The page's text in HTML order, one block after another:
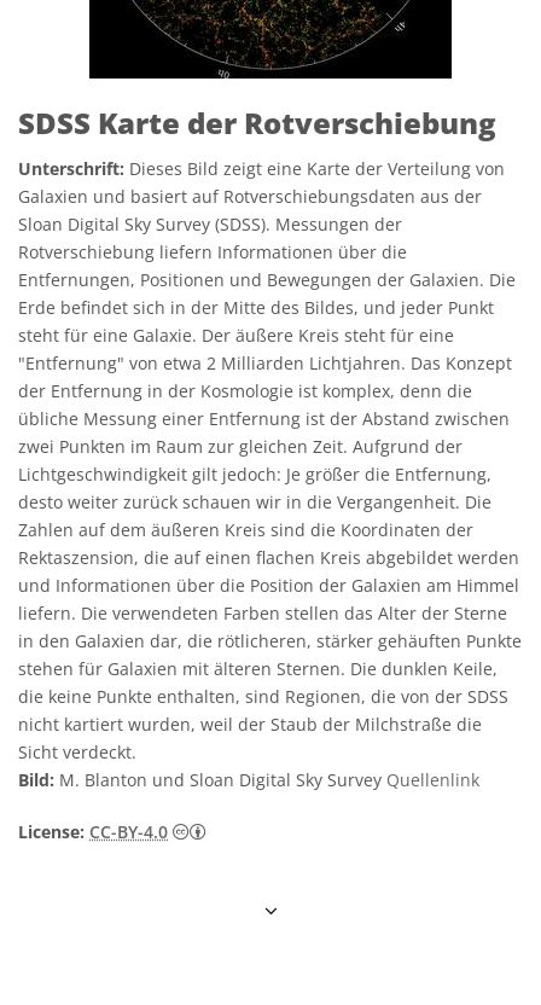
SDSS Karte der Rotverschiebung
Unterschrift: Dieses Bild zeigt eine Karte der Verteilung von
Galaxien und basiert auf Rotverschiebungsdaten aus der
Sloan Digital Sky Survey (SDSS). Messungen der
Rotverschiebung liefern Informationen über die
Entfernungen, Positionen und Bewegungen der Galaxien. Die
Erde befindet sich in der Mitte des Bildes, und jeder Punkt
steht für eine Galaxie. Der äußere Kreis steht für eine
"Entfernung" von etwa 2 Milliarden Lichtjahren. Das Konzept
der Entfernung in der Kosmologie ist komplex, denn die
übliche Messung einer Entfernung ist der Abstand zwischen
zwei Punkten im Raum zur gleichen Zeit. Aufgrund der
Lichtgeschwindigkeit gilt jedoch: Je größer die Entfernung,
desto weiter zurück schauen wir in die Vergangenheit. Die
Zahlen auf dem äußeren Kreis sind die Koordinaten der
Rektaszension, die auf einen flachen Kreis abgebildet werden
und Informationen über die Position der Galaxien am Himmel
liefern. Die verwendeten Farben stellen das Alter der Sterne
in den Galaxien dar, die rötlicheren, stärker gehäuften Punkte
stehen für Galaxien mit älteren Sternen. Die dunklen Keile,
die keine Punkte enthalten, sind Regionen, die von der SDSS
nicht kartiert wurden, weil der Staub der Milchstraße die
Sicht verdeckt.
Bild: M. Blanton und Sloan Digital Sky Survey Quellenlink
License: CC-BY-4.0 Creative Commons Namensnennung 4.0